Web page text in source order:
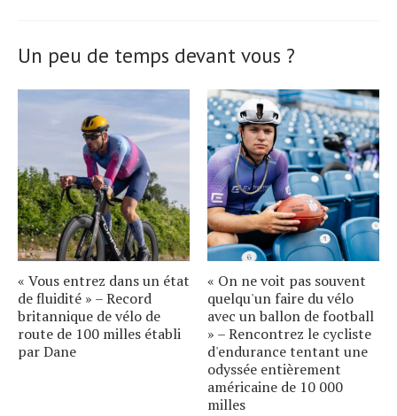
Un peu de temps devant vous ?
« Vous entrez dans un état
de fluidité » – Record
britannique de vélo de
route de 100 milles établi
par Dane
« On ne voit pas souvent
quelqu'un faire du vélo
avec un ballon de football
» – Rencontrez le cycliste
d'endurance tentant une
odyssée entièrement
américaine de 10 000
milles